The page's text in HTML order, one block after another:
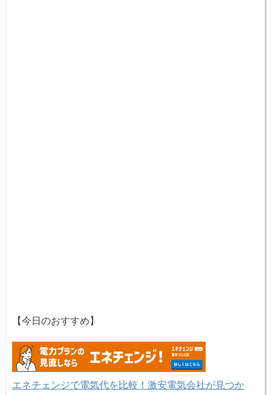
【今日のおすすめ】
エネチェンジで電気代を比較！激安電気会社が見つか